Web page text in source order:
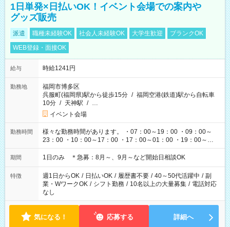
1日単発×日払いOK！イベント会場での案内や
グッズ販売
派遣 職種未経験OK 社会人未経験OK 大学生歓迎
ブランクOK
WEB登録・面接OK
給与 時給1241円
勤務地
福岡市博多区
呉服町(福岡県)駅から徒歩15分 / 福岡空港(鉄道)駅から自転車
10分 / 天神駅 / …
イベント会場
勤務時間
様々な勤務時間があります。 ・07：00～19：00 ・09：00～
23：00 ・10：00～17：00 ・17：00～01：00 ・19：00～
03：00 etc イベント・ライブの開催時間によって変わりま
す。
期間 1日のみ ＊急募：8月～、9月～など開始日相談OK
特徴 週1日からOK / 日払いOK / 履歴書不要 / 40～50代活躍中 / 副
業・WワークOK / シフト勤務 / 10名以上の大量募集 / 電話対応
なし
気になる！ 応募する 詳細へ